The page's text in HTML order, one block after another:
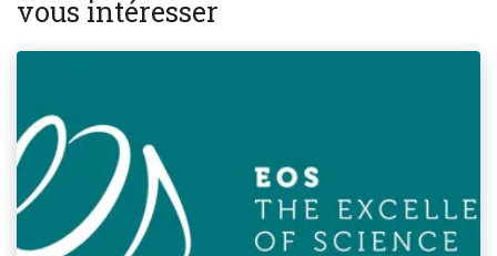
vous intéresser